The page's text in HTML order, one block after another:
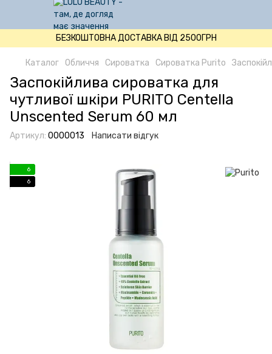
БЕЗКОШТОВНА ДОСТАВКА ВІД 2500ГРН
Каталог Обличчя Сироватка Сироватка Purito
Заспокійлива сироватка для
чутливої шкіри PURITO Centella
Unscented Serum 60 мл
Артикул: 0000013 Написати відгук
6
6